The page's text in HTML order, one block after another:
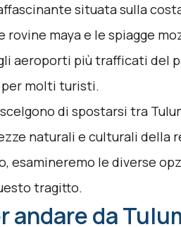
situata sulla
rovine maya e le spiagge
aeroporti più trafficati del
molti turisti.
di spostarsi tra
naturali e culturali della
esamineremo le diverse
tragitto.
andare da